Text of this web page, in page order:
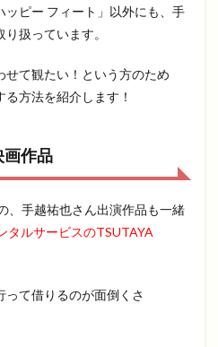
ピー フィート」以外にも、手
扱っています。
て観たい！という方のため
方法を紹介します！
画作品
、手越祐也さん出演作品も一緒
タルサービスのTSUTAYA
って借りるのが面倒くさ